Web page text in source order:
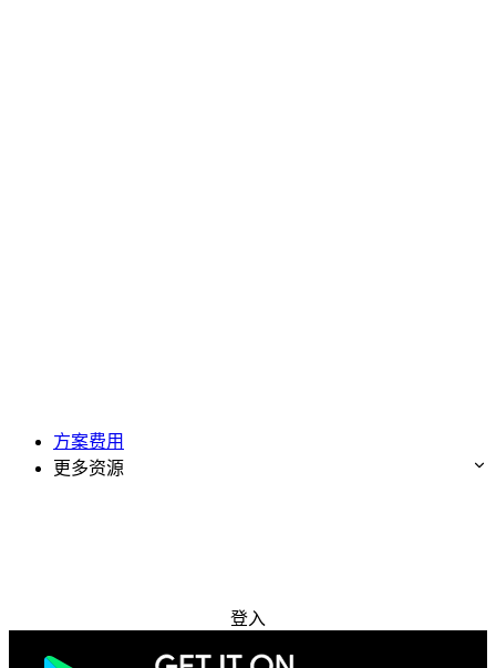
方案费用
更多资源
登入